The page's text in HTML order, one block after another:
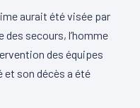
aurait été visée par
des secours, l’homme
des équipes
et son décès a été